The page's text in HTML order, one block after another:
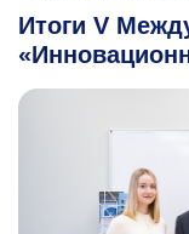
Итоги V